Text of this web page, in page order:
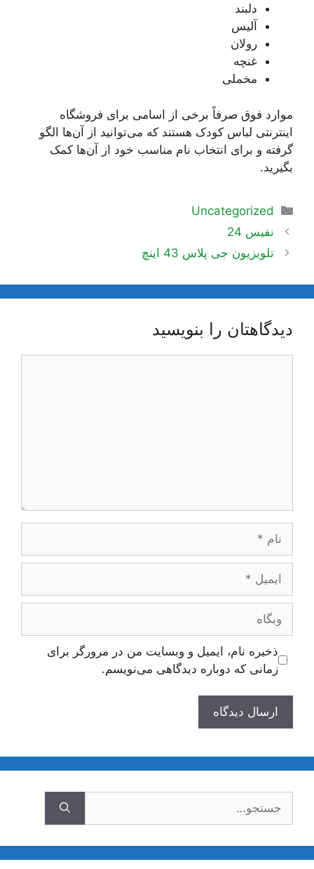
دلبند
آلیس
رولان
غنچه
مخملی
موارد فوق صرفاً برخی از اسامی برای فروشگاه
اینترنتی لباس کودک هستند که می‌توانید از آن‌ها الگو
گرفته و برای انتخاب نام مناسب خود از آن‌ها کمک
بگیرید.
دسته‌ها
Uncategorized
ناوبری
نوشته‌ها
نفیس 24
تلویزیون جی پلاس 43 اینچ
دیدگاهتان را بنویسید
وبگاه
ذخیره نام، ایمیل و وبسایت من در مرورگر برای
زمانی که دوباره دیدگاهی می‌نویسم.